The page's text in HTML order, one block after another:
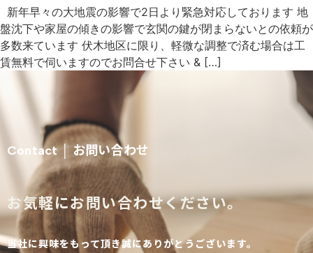
新年早々の大地震の影響で2日より緊急対応しております 地
盤沈下や家屋の傾きの影響で玄関の鍵が閉まらないとの依頼が
多数来ています 伏木地区に限り、軽微な調整で済む場合は工
賃無料で伺いますのでお問合せ下さい & […]
Contact │ お問い合わせ
お気軽にお問い合わせください。
当社に興味をもって頂き誠にありがとうございます。